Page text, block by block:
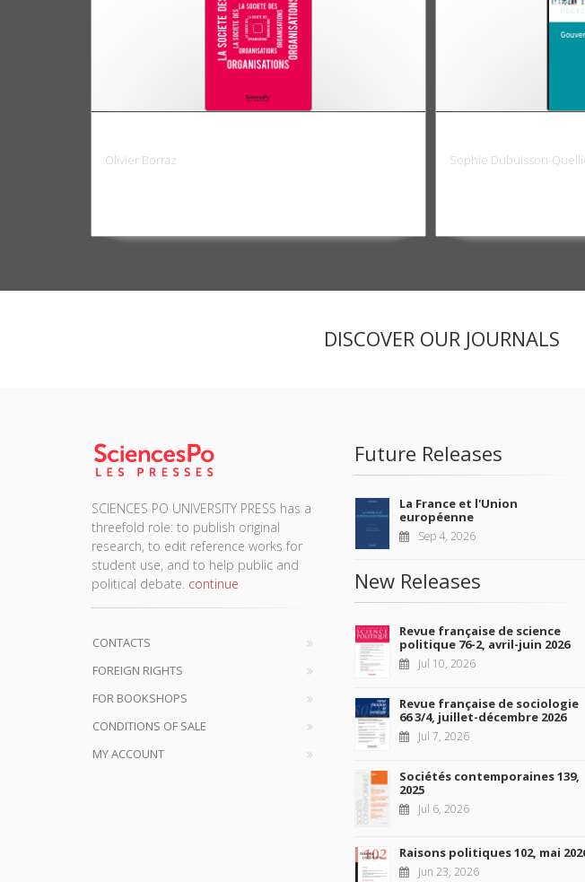
Olivier Borraz Sophie Dubuisson-
DISCOVER OUR JOURNALS
SCIENCES PO UNIVERSITY PRESS has a
threefold role: to publish original
research, to edit reference works for
student use, and to help public and
political debate. continue
CONTACTS
FOREIGN RIGHTS
FOR BOOKSHOPS
CONDITIONS OF SALE
MY ACCOUNT
Future Releases
La France et l'Union
européenne
Sep 4, 2026
New Releases
Revue française de science
politique 76-2, avril-juin 2026
Jul 10, 2026
Revue française de sociologie
66 3/4, juillet-décembre 2026
Jul 7, 2026
Sociétés contemporaines 139,
2025
Jul 6, 2026
Raisons politiques 102, mai
Jun 23, 2026